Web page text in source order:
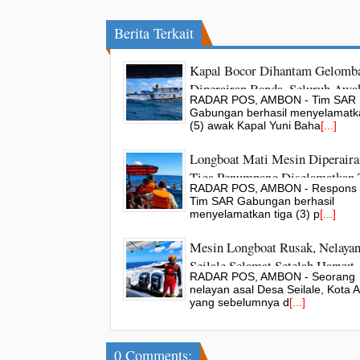
Berita Terkait
Kapal Bocor Dihantam
Diperairan Banda, Seluruh
Bahari Berhasil Diselamatkan
SAR Gabungan
RADAR POS, AMBON - Tim SAR
Gabungan berhasil
(5) awak Kapal Yuni Baha[...]
Longboat Mati Mesin
Tiga Penumpang
SAR
RADAR POS, AMBON -
Tim SAR Gabungan berhasil
menyelamatkan tiga (3) p[...]
Mesin Longboat Rusak, Nelayan
Seilale Selamat Setelah Hanyut
Semalaman
RADAR POS, AMBON - Seorang
nelayan asal Desa Seilale, Kota
yang sebelumnya d[...]
0 Comments: